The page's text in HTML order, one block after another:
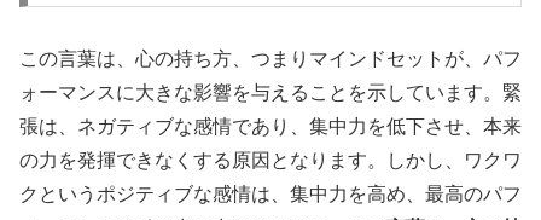
この言葉は、心の持ち方、つまりマインドセットが、パフ
ォーマンスに大きな影響を与えることを示しています。緊
張は、ネガティブな感情であり、集中力を低下させ、本来
の力を発揮できなくする原因となります。しかし、ワクワ
クというポジティブな感情は、集中力を高め、最高のパフ